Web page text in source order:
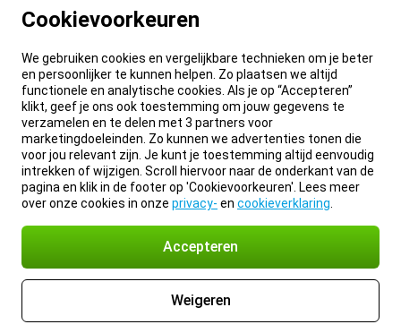
Cookievoorkeuren
We gebruiken cookies en vergelijkbare technieken om je beter
en persoonlijker te kunnen helpen. Zo plaatsen we altijd
functionele en analytische cookies. Als je op “Accepteren”
klikt, geef je ons ook toestemming om jouw gegevens te
verzamelen en te delen met 3 partners voor
marketingdoeleinden. Zo kunnen we advertenties tonen die
voor jou relevant zijn. Je kunt je toestemming altijd eenvoudig
intrekken of wijzigen. Scroll hiervoor naar de onderkant van de
pagina en klik in de footer op 'Cookievoorkeuren'. Lees meer
over onze cookies in onze privacy- en cookieverklaring
Accepteren
Weigeren